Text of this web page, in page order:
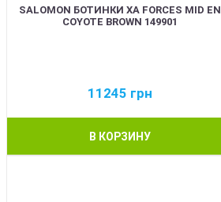
SALOMON БОТИНКИ XA FORCES MID EN
COYOTE BROWN 149901
11245 грн
В КОРЗИНУ